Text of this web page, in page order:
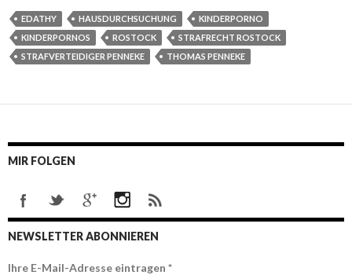
EDATHY HAUSDURCHSUCHUNG
KINDERPORNO
KINDERPORNOS
ROSTOCK
STRAFRECHT ROSTOCK
STRAFVERTEIDIGER PENNEKE
THOMAS PENNEKE
MIR FOLGEN
NEWSLETTER ABONNIEREN
Ihre E-Mail-Adresse eintragen *